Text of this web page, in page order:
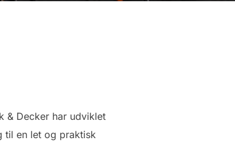
& Decker har udviklet
til en let og praktisk